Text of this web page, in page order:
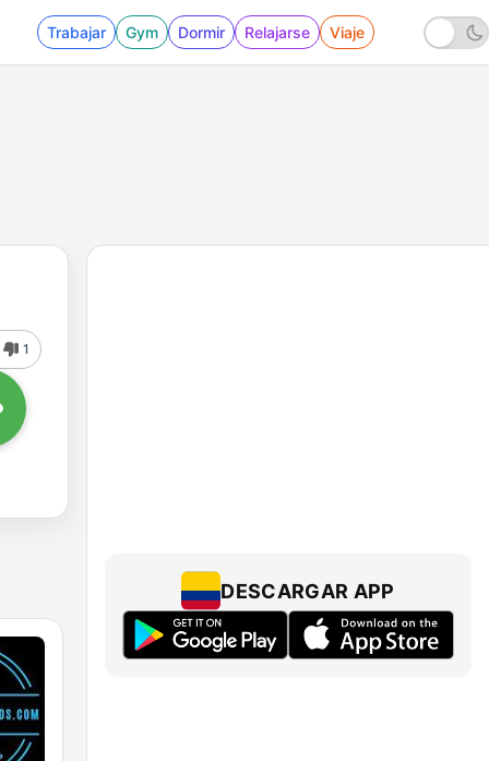
Trabajar Gym Dormir Relajarse Viaje
1
DESCARGAR APP